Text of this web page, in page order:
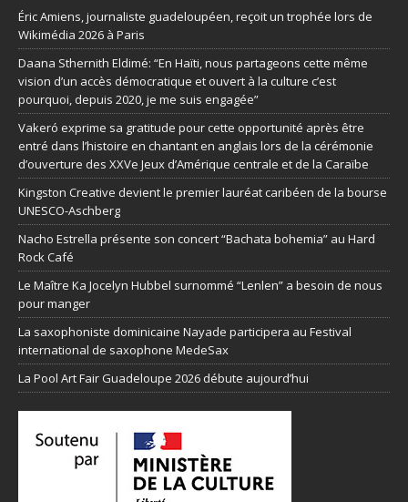
Éric Amiens, journaliste guadeloupéen, reçoit un trophée lors de
Wikimédia 2026 à Paris
Daana Sthernith Eldimé: “En Haïti, nous partageons cette même
vision d’un accès démocratique et ouvert à la culture c’est
pourquoi, depuis 2020, je me suis engagée”
Vakeró exprime sa gratitude pour cette opportunité après être
entré dans l’histoire en chantant en anglais lors de la cérémonie
d’ouverture des XXVe Jeux d’Amérique centrale et de la Caraïbe
Kingston Creative devient le premier lauréat caribéen de la bourse
UNESCO-Aschberg
Nacho Estrella présente son concert “Bachata bohemia” au Hard
Rock Café
Le Maître Ka Jocelyn Hubbel surnommé “Lenlen” a besoin de nous
pour manger
La saxophoniste dominicaine Nayade participera au Festival
international de saxophone MedeSax
La Pool Art Fair Guadeloupe 2026 débute aujourd’hui